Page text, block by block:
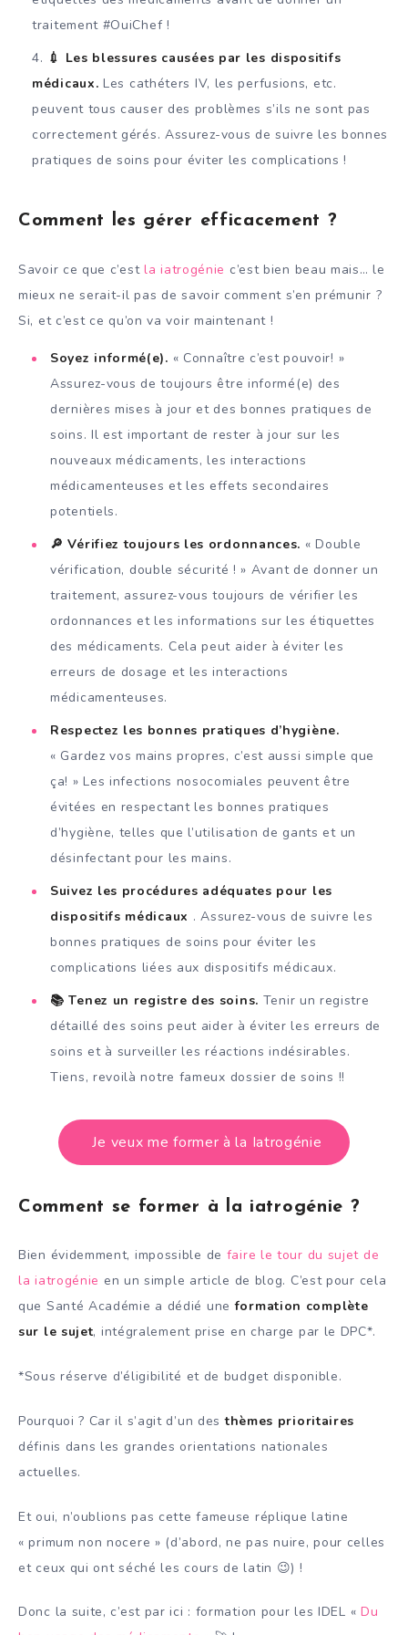
traitement #OuiChef !
💉 Les blessures causées par les dispositifs
médicaux. Les cathéters IV, les perfusions, etc.
peuvent tous causer des problèmes s’ils ne sont pas
correctement gérés. Assurez-vous de suivre les bonnes
pratiques de soins pour éviter les complications !
Comment les gérer efficacement ?
Savoir ce que c’est la iatrogénie c’est bien beau mais… le
mieux ne serait-il pas de savoir comment s’en prémunir ?
Si, et c’est ce qu’on va voir maintenant !
Soyez informé(e). « Connaître c’est pouvoir! »
Assurez-vous de toujours être informé(e) des
dernières mises à jour et des bonnes pratiques de
soins. Il est important de rester à jour sur les
nouveaux médicaments, les interactions
médicamenteuses et les effets secondaires
potentiels.
🔎 Vérifiez toujours les ordonnances. « Double
vérification, double sécurité ! » Avant de donner un
traitement, assurez-vous toujours de vérifier les
ordonnances et les informations sur les étiquettes
des médicaments. Cela peut aider à éviter les
erreurs de dosage et les interactions
médicamenteuses.
Respectez les bonnes pratiques d’hygiène.
« Gardez vos mains propres, c’est aussi simple que
ça! » Les infections nosocomiales peuvent être
évitées en respectant les bonnes pratiques
d’hygiène, telles que l’utilisation de gants et un
désinfectant pour les mains.
Suivez les procédures adéquates pour les
dispositifs médicaux . Assurez-vous de suivre les
bonnes pratiques de soins pour éviter les
complications liées aux dispositifs médicaux.
📚 Tenez un registre des soins. Tenir un registre
détaillé des soins peut aider à éviter les erreurs de
soins et à surveiller les réactions indésirables.
Tiens, revoilà notre fameux dossier de soins !!
Je veux me former à la Iatrogénie
Comment se former à la iatrogénie ?
Bien évidemment, impossible de faire le tour du sujet de
la iatrogénie en un simple article de blog. C’est pour cela
que Santé Académie a dédié uneformation complète
sur le sujet, intégralement prise en charge par le DPC*.
*Sous réserve d’éligibilité et de budget disponible.
Pourquoi ? Car il s’agit d’un des thèmes prioritaires
définis dans les grandes orientations nationales
actuelles.
Et oui, n’oublions pas cette fameuse réplique latine
« primum non nocere » (d’abord, ne pas nuire, pour celles
et ceux qui ont séché les cours de latin 😉) !
Donc la suite, c’est par ici : formation pour les IDEL « Du